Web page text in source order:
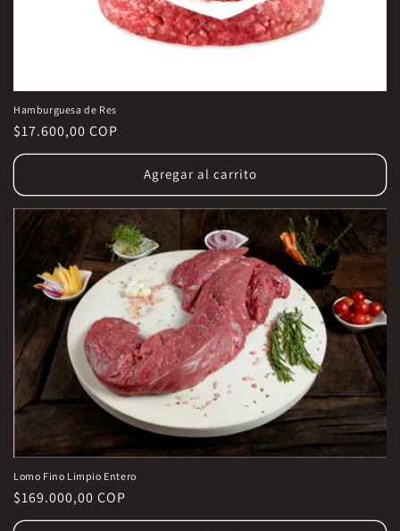
Hamburguesa de Res
Precio
habitual
$17.600,00 COP
Agregar al carrito
Lomo Fino Limpio Entero
Precio
habitual
$169.000,00 COP